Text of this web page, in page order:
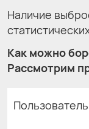
Наличие
Как можно
Рассмотрим
Пользователь